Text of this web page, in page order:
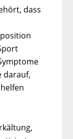
dass
darauf,